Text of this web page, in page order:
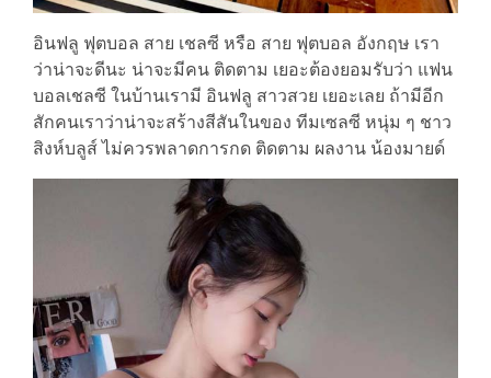
อินฟลู ฟุตบอล สาย เชลซี หรือ สาย ฟุตบอล อังกฤษ เรา
ว่าน่าจะดีนะ น่าจะมีคน ติดตาม เยอะต้องยอมรับว่า แฟน
บอลเชลซี ในบ้านเรามี อินฟลู สาวสวย เยอะเลย ถ้ามีอีก
สักคนเราว่าน่าจะสร้างสีสันในของ ทีมเซลซี หนุ่ม ๆ ชาว
สิงห์บลูส์ ไม่ควรพลาดการกด ติดตาม ผลงาน น้องมายด์